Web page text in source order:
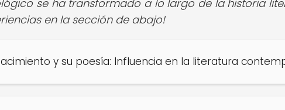
se ha transformado a lo largo de la historia
en la sección de abajo!
y su poesía: Influencia en la literatura